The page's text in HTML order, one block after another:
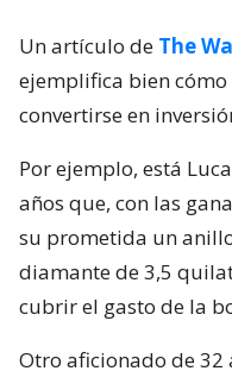
Un artículo de The
ejemplifica bien
convertirse en
Por ejemplo, está
años que, con las
su prometida un
diamante de 3,5
cubrir el gasto de la
Otro aficionado de 32